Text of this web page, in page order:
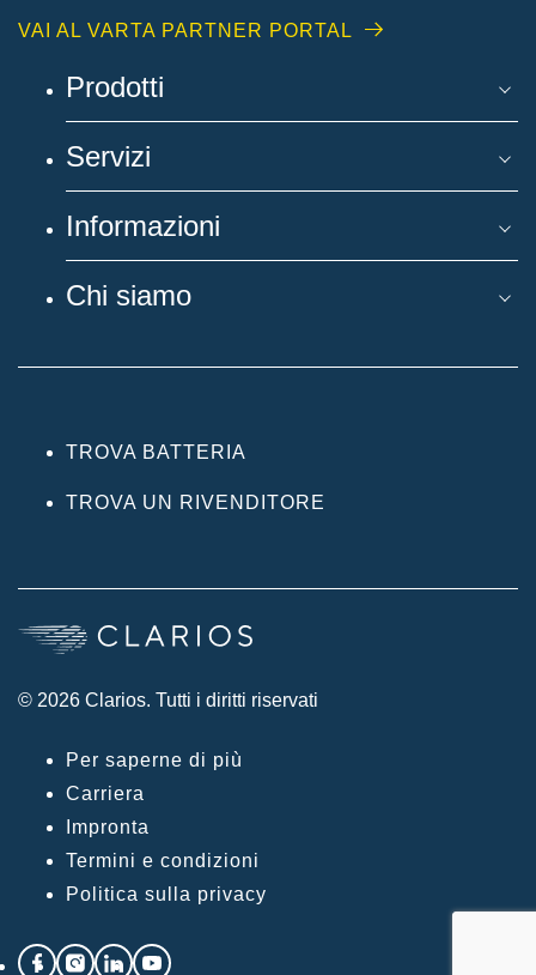
VAI AL VARTA PARTNER PORTAL
Prodotti
Servizi
Informazioni
Chi siamo
TROVA BATTERIA
TROVA UN RIVENDITORE
© 2026 Clarios. Tutti i diritti riservati
Per saperne di più
Carriera
Impronta
Termini e condizioni
Politica sulla privacy